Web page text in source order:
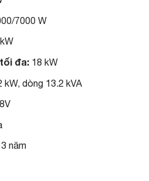
7000 W
đa:18 kW
kW, dòng 13.2 kVA
năm